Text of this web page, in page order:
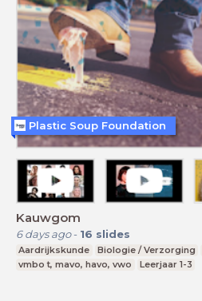
Kauwgom
6 days ago- 16 slides
Aardrijkskunde Biologie / Verzorging
vmbo t, mavo, havo, vwo
Leerjaar 1-3
Plastic Soup Foundation